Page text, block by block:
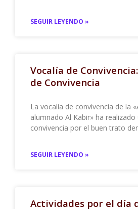
SEGUIR LEYENDO »
Vocalía de
de Convivencia
La vocalía de convivencia de la
alumnado Al Kabir» ha
convivencia por el buen trato
SEGUIR LEYENDO »
Actividades por el día